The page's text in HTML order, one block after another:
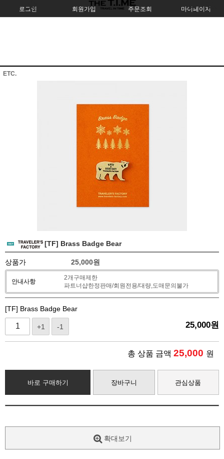
로그인 회원가입 주문조회 마이페이지
ETC.
[TF] Brass Badge Bear
상품가 25,000원
안내사항
2개구매제한
파트너샵한정판매/회원전용/대량,도매문의불가
[TF] Brass Badge Bear
+1 -1 25,000원
총 상품 금액 25,000 원
바로 구매하기 장바구니 관심상품
확대보기